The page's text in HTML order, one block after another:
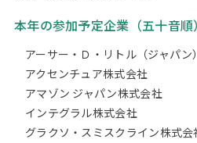
本年の参加予定企業（五十音順）
アーサー・Ｄ・リトル（ジャパン
アクセンチュア株式会社
アマゾン ジャパン株式会社
インテグラル株式会社
グラクソ・スミスクライン株式会